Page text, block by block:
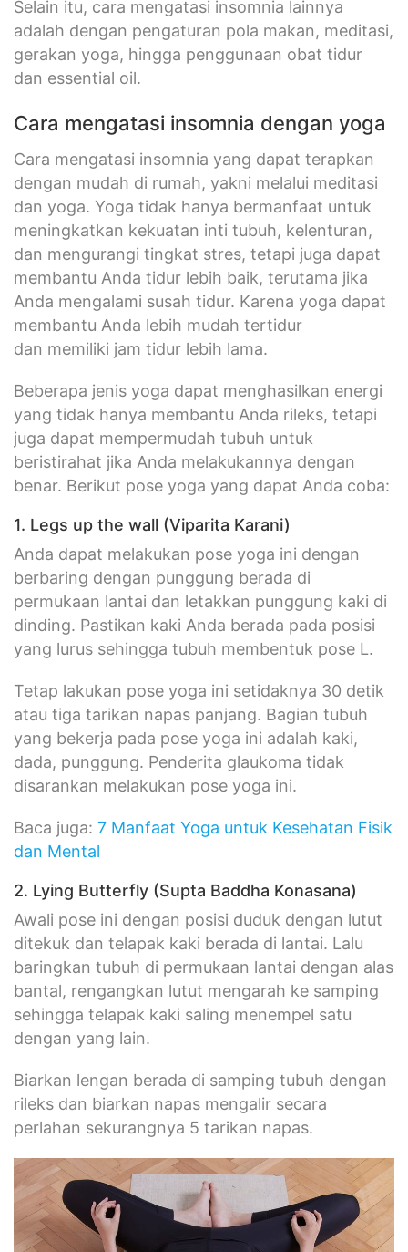
Selain itu, cara mengatasi insomnia lainnya
adalah dengan pengaturan pola makan, meditasi,
gerakan yoga, hingga penggunaan obat tidur
dan essential oil.
Cara mengatasi insomnia dengan yoga
Cara mengatasi insomnia yang dapat terapkan
dengan mudah di rumah, yakni melalui meditasi
dan yoga. Yoga tidak hanya bermanfaat untuk
meningkatkan kekuatan inti tubuh, kelenturan,
dan mengurangi tingkat stres, tetapi juga dapat
membantu Anda tidur lebih baik, terutama jika
Anda mengalami susah tidur. Karena yoga dapat
membantu Anda lebih mudah tertidur
dan memiliki jam tidur lebih lama.
Beberapa jenis yoga dapat menghasilkan energi
yang tidak hanya membantu Anda rileks, tetapi
juga dapat mempermudah tubuh untuk
beristirahat jika Anda melakukannya dengan
benar. Berikut pose yoga yang dapat Anda coba:
1. Legs up the wall (Viparita Karani)
Anda dapat melakukan pose yoga ini dengan
berbaring dengan punggung berada di
permukaan lantai dan letakkan punggung kaki di
dinding. Pastikan kaki Anda berada pada posisi
yang lurus sehingga tubuh membentuk pose L.
Tetap lakukan pose yoga ini setidaknya 30 detik
atau tiga tarikan napas panjang. Bagian tubuh
yang bekerja pada pose yoga ini adalah kaki,
dada, punggung. Penderita glaukoma tidak
disarankan melakukan pose yoga ini.
Baca juga: 7 Manfaat Yoga untuk Kesehatan Fisik
dan Mental
2. Lying Butterfly (Supta Baddha Konasana)
Awali pose ini dengan posisi duduk dengan lutut
ditekuk dan telapak kaki berada di lantai. Lalu
baringkan tubuh di permukaan lantai dengan alas
bantal, rengangkan lutut mengarah ke samping
sehingga telapak kaki saling menempel satu
dengan yang lain.
Biarkan lengan berada di samping tubuh dengan
rileks dan biarkan napas mengalir secara
perlahan sekurangnya 5 tarikan napas.